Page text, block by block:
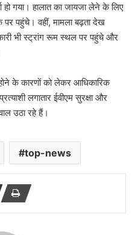
हो गया। हालात का जायजा लेने के लिए
पहुंचे। वहीं, मामला बढ़ता देख
भी स्ट्रांग रूम स्थल पर पहुंचे और
के कारणों को लेकर आधिकारिक
लगातार ईवीएम सुरक्षा और
उठा रहे हैं।
top-news